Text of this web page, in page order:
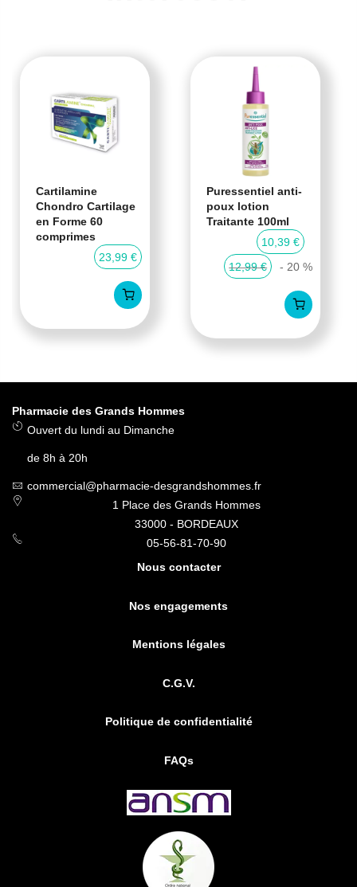
Cartilamine
Chondro Cartilage
en Forme 60
comprimes
23,99 €
Puressentiel anti-
poux lotion
Traitante 100ml
10,39 €
12,99 €
- 20 %
Pharmacie des Grands Hommes
Ouvert du lundi au Dimanche
de 8h à 20h
commercial@pharmacie-desgrandshommes.fr
1 Place des Grands Hommes
33000 - BORDEAUX
05-56-81-70-90
Nous contacter
Nos engagements
Mentions légales
C.G.V.
Politique de confidentialité
FAQs